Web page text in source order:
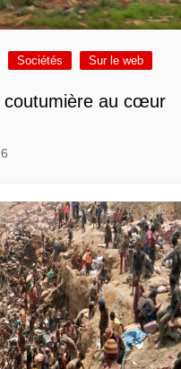
Sociétés Sur le web
coutumière au cœur